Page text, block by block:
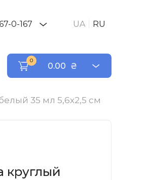
0-167 UA RU
0
0.00 ₴
35 мл 5,6х2,5 см
круглый